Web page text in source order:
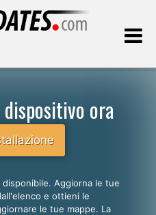
ora
Aggiorna le tue
e ottieni le
le tue mappe. La